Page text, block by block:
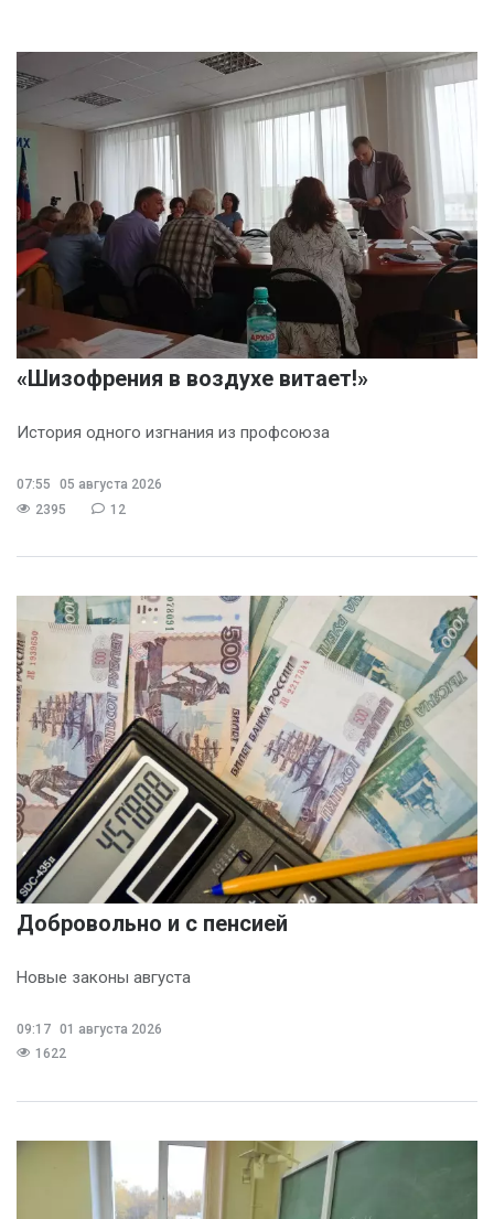
«Шизофрения в воздухе витает!»
История одного изгнания из профсоюза
07:55
05 августа 2026
2395
12
Добровольно и с пенсией
Новые законы августа
09:17 01 августа 2026
1622